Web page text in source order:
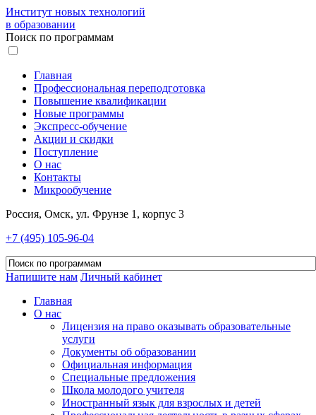
Институт новых технологий
в образовании
Поиск по программам
Главная
Профессиональная переподготовка
Повышение квалификации
Новые программы
Экспресс-обучение
Акции и скидки
Поступление
О нас
Контакты
Микрообучение
Россия, Омск, ул. Фрунзе 1, корпус 3
+7 (495) 105-96-04
Напишите нам Личный кабинет
Главная
О нас
Лицензия на право оказывать образовательные
услуги
Документы об образовании
Официальная информация
Специальные предложения
Школа молодого учителя
Иностранный язык для взрослых и детей